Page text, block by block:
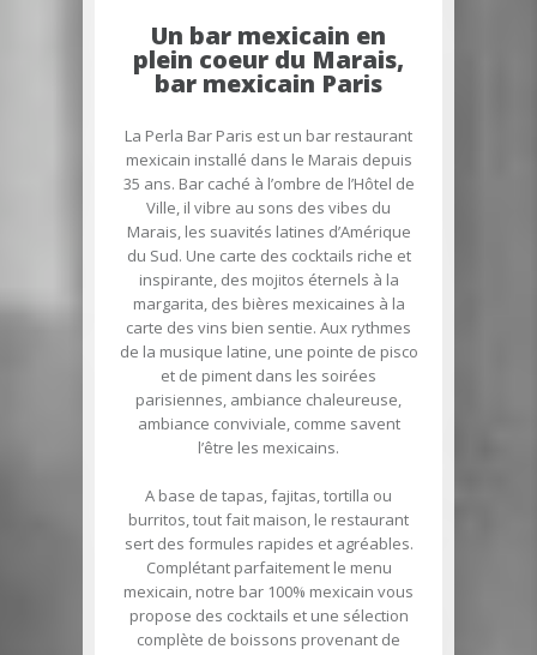
Un bar mexicain en
plein coeur du Marais,
bar mexicain Paris
La Perla Bar Paris est un bar restaurant
mexicain installé dans le Marais depuis
35 ans. Bar caché à l’ombre de l’Hôtel de
Ville, il vibre au sons des vibes du
Marais, les suavités latines d’Amérique
du Sud. Une carte des cocktails riche et
inspirante, des mojitos éternels à la
margarita, des bières mexicaines à la
carte des vins bien sentie. Aux rythmes
de la musique latine, une pointe de pisco
et de piment dans les soirées
parisiennes, ambiance chaleureuse,
ambiance conviviale, comme savent
l’être les mexicains.
A base de tapas, fajitas, tortilla ou
burritos, tout fait maison, le restaurant
sert des formules rapides et agréables.
Complétant parfaitement le menu
mexicain, notre bar 100% mexicain vous
propose des cocktails et une sélection
complète de boissons provenant de